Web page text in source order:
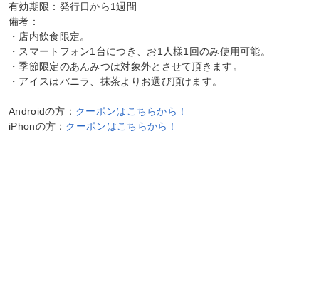
有効期限：発行日から1週間
備考：
・店内飲食限定。
・スマートフォン1台につき、お1人様1回のみ使用可能。
・季節限定のあんみつは対象外とさせて頂きます。
・アイスはバニラ、抹茶よりお選び頂けます。
Androidの方： クーポンはこちらから！
iPhonの方： クーポンはこちらから！